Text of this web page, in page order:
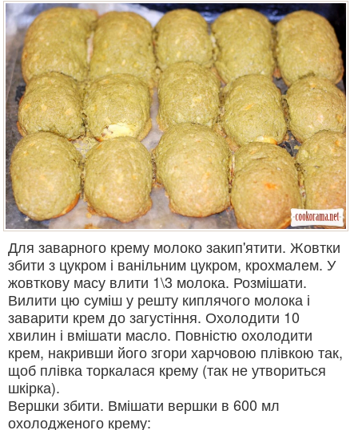
Для заварного крему молоко закип'ятити. Жовтки
збити з цукром і ванільним цукром, крохмалем. У
жовткову масу влити 1\3 молока. Розмішати.
Вилити цю суміш у решту киплячого молока і
заварити крем до загустіння. Охолодити 10
хвилин і вмішати масло. Повністю охолодити
крем, накривши його згори харчовою плівкою так,
щоб плівка торкалася крему (так не утвориться
шкірка).
Вершки збити. Вмішати вершки в 600 мл
охолодженого крему: